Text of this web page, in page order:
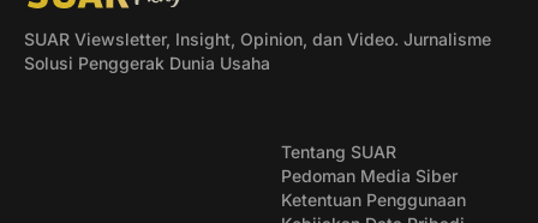
SUAR Viewsletter, Insight, Opinion, dan Video. Jurnalisme
Solusi Penggerak Dunia Usaha
Tentang SUAR
Pedoman Media Siber
Ketentuan Penggunaan